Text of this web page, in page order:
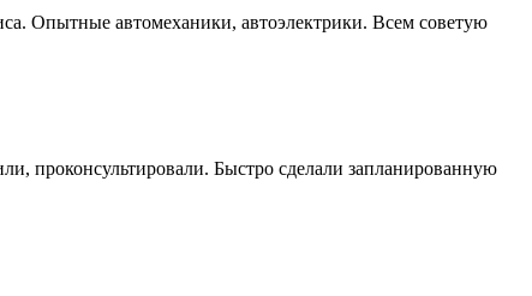
Опытные автомеханики, автоэлектрики. Всем советую
проконсультировали. Быстро сделали запланированную